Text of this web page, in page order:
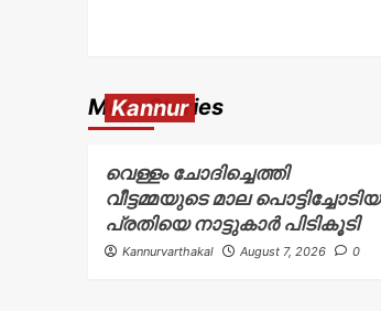
More Stories
Kannur
വെള്ളം ചോദിച്ചെത്തി
വീട്ടമ്മയുടെ മാല പൊട്ടിച്ചോടിയ
പ്രതിയെ നാട്ടുകാർ പിടികൂടി
Kannurvarthakal August 7, 2026 0